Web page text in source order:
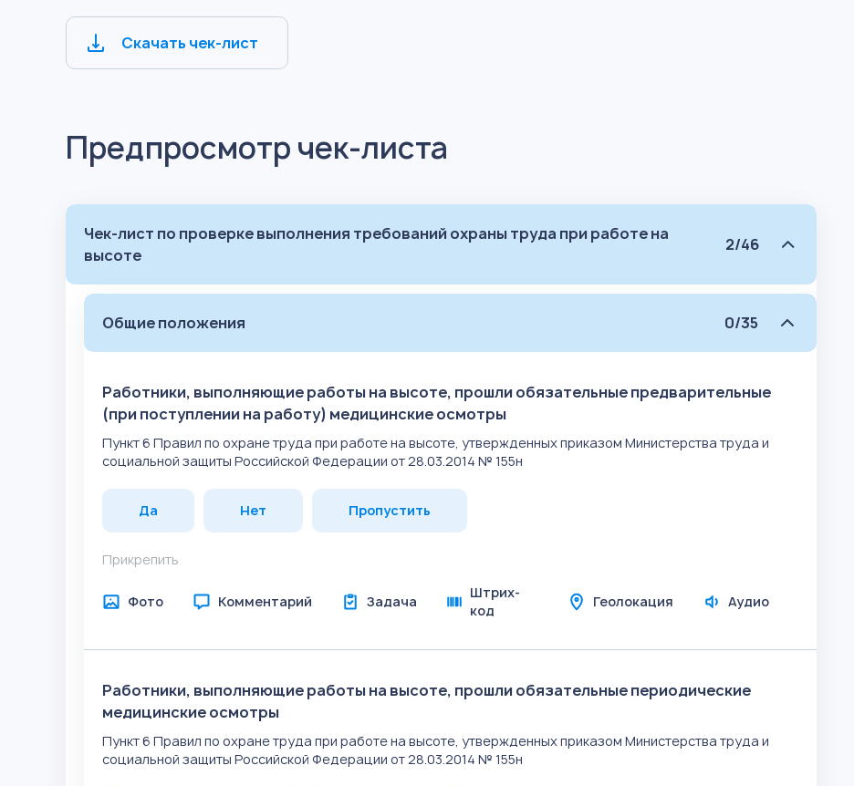
Скачать чек-лист
Предпросмотр чек-листа
Чек-лист по проверке выполнения требований охраны труда при работе на
высоте
2/46
Общие положения 0/35
Работники, выполняющие работы на высоте, прошли обязательные предварительные
(при поступлении на работу) медицинские осмотры
Пункт 6 Правил по охране труда при работе на высоте, утвержденных приказом Министерства труда и
социальной защиты Российской Федерации от 28.03.2014 № 155н
Да Нет Пропустить
Прикрепить
Фото Комментарий Задача
Штрих-
код
Геолокация Аудио
Работники, выполняющие работы на высоте, прошли обязательные периодические
медицинские осмотры
Пункт 6 Правил по охране труда при работе на высоте, утвержденных приказом Министерства труда и
социальной защиты Российской Федерации от 28.03.2014 № 155н